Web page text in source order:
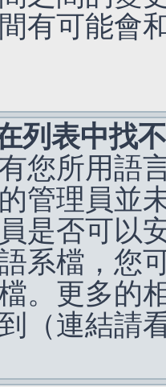
有可能會
列表中找
您所用語
管理員並
是否可以
系檔，您
。更多的
（連結請